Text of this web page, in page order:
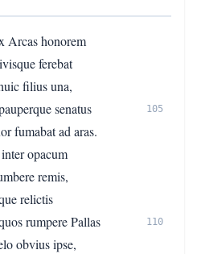
Arcas honorem
ferebat
filius una,
senatus
105
fumabat ad aras.
opacum
remis,
relictis
rumpere Pallas
110
obvius ipse,